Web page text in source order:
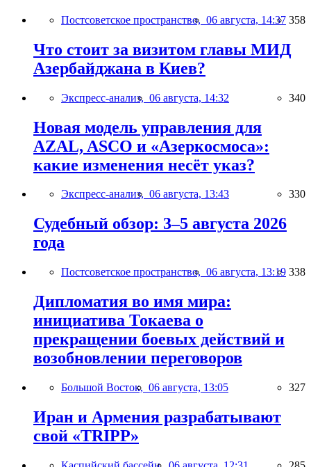
Постсоветское пространство, 06 августа, 14:37 358
Что стоит за визитом главы МИД
Азербайджана в Киев?
Экспресс-анализ, 06 августа, 14:32 340
Новая модель управления для
AZAL, ASCO и «Азеркосмоса»:
какие изменения несёт указ?
Экспресс-анализ, 06 августа, 13:43 330
Судебный обзор: 3–5 августа 2026
года
Постсоветское пространство, 06 августа, 13:19 338
Дипломатия во имя мира:
инициатива Токаева о
прекращении боевых действий и
возобновлении переговоров
Большой Восток, 06 августа, 13:05 327
Иран и Армения разрабатывают
свой «TRIPP»